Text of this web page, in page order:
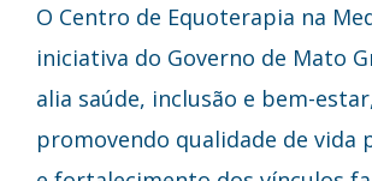
O Centro de Equoterapia na
iniciativa do Governo de Mato
alia saúde, inclusão e bem-
promovendo qualidade de vida